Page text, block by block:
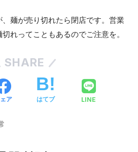
麺が売り切れたら閉店です。営業
れってこともあるのでご注意を。
SHARE
ア はてブ LINE